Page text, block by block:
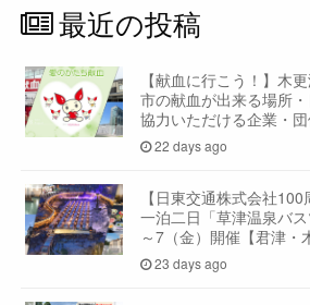
最近の投稿
【献血に行こう！】木
市の献血が出来る場所
協力いただける企業・団
22 days ago
【日東交通株式会社
一泊二日「草津温泉バス
～7（金）開催【君津・
23 days ago